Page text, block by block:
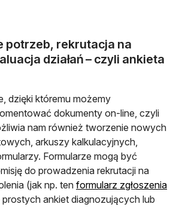
potrzeb, rekrutacja na
działań – czyli ankieta
dzięki któremu możemy
dokumenty on-line, czyli
nam również tworzenie nowych
arkuszy kalkulacyjnych,
Formularze mogą być
do prowadzenia rekrutacji na
(jak np. ten formularz zgłoszenia
się w nowej karcie
prostych ankiet diagnozujących lub